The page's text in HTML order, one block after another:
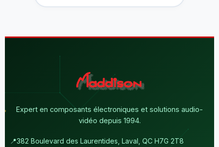
Expert en composants électroniques et solutions audio-
vidéo depuis 1994.
📍382 Boulevard des Laurentides, Laval, QC H7G 2T8